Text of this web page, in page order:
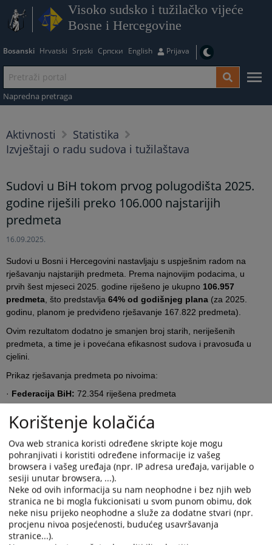
Visoko sudsko i tužilačko vijeće
Bosne i Hercegovine
Bosanski Hrvatski Srpski Српски English Prijava
Napredna pretraga
Aktivnosti
Statistika
Izvještaji o radu sudova i tužilaštava
Sudovi u BiH tokom prvog polugodišta 2025.
godine riješili preko 106.000 najstarijih
predmeta
16.09.2025.
Sudovi u Bosni i Hercegovini nastavljaju s uspješnim radom na
rješavanju najstarijih predmeta. Prema najnovijim podacima, u
prvih šest mjeseci 2025. godine riješeno je ukupno 106.957
predmeta, što predstavlja64% od godišnjeg plana (za 2025.
godinu, planom je predviđeno rješavanje 167.822 predmeta).
Ovim rezultatom dodatno je smanjen broj starih, neriješenih
predmeta, a time je i povećana efikasnost sudova i pravosuđa u
cjelini.
Prikaz rješavanja predmeta po nivoima:
· Federacija BiH: 72.354 riješena predmeta
Brčko Distrikt BiH:
1.783 riješena predmeta
Sud BiH :806 riješenih predmeta
Od 2010. godine, pa do 30. juna 2025. godine, sudovi su
riješili više od 2 miliona najstarijih predmeta
smanjen ukupan broj neriješenih predmeta u sudovima širom
zemlje.
Navedeni rezultati potvrđuju uspješnost dugogodišnje prakse
primjeneplanova za rješavanje najstarijih predmeta
Korištenje kolačića
Ova web stranica koristi određene skripte koje mogu
pohranjivati i koristiti određene informacije iz vašeg
browsera i vašeg uređaja (npr. IP adresa uređaja, varijable o
sesiji unutar browsera, ...).
Neke od ovih informacija su nam neophodne i bez njih web
stranica ne bi mogla fukcionisati u svom punom obimu, dok
neke nisu prijeko neophodne a služe za dodatne stvari (npr.
procjenu nivoa posjećenosti, budućeg usavršavanja
stranice...).